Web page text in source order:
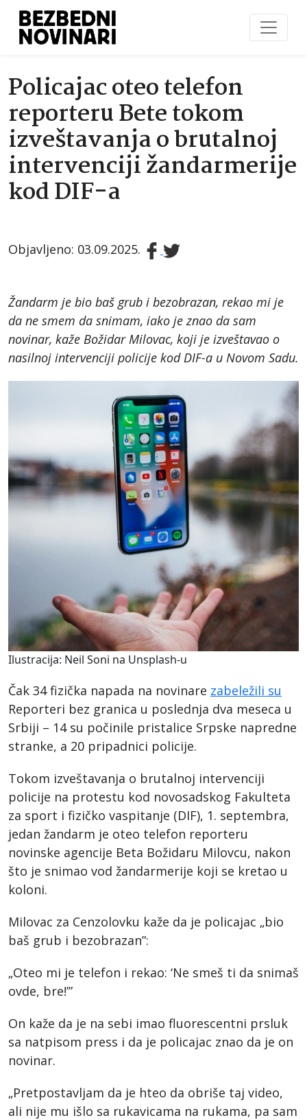
Policajac oteo telefon
reporteru Bete tokom
izveštavanja o brutalnoj
intervenciji žandarmerije
kod DIF-a
Objavljeno: 03.09.2025.
Žandarm je bio baš grub i bezobrazan, rekao mi je
da ne smem da snimam, iako je znao da sam
novinar, kaže Božidar Milovac, koji je izveštavao o
nasilnoj intervenciji policije kod DIF-a u Novom Sadu.
Ilustracija: Neil Soni na Unsplash-u
Čak 34 fizička napada na novinare zabeležili su
Reporteri bez granica u poslednja dva meseca u
Srbiji – 14 su počinile pristalice Srpske napredne
stranke, a 20 pripadnici policije.
Tokom izveštavanja o brutalnoj intervenciji
policije na protestu kod novosadskog Fakulteta
za sport i fizičko vaspitanje (DIF), 1. septembra,
jedan žandarm je oteo telefon reporteru
novinske agencije Beta Božidaru Milovcu, nakon
što je snimao vod žandarmerije koji se kretao u
koloni.
Milovac za Cenzolovku kaže da je policajac „bio
baš grub i bezobrazan”:
„Oteo mi je telefon i rekao: ‘Ne smeš ti da snimaš
ovde, bre!’”
On kaže da je na sebi imao fluorescentni prsluk
sa natpisom press i da je policajac znao da je on
novinar.
„Pretpostavljam da je hteo da obriše taj video,
ali nije mu išlo sa rukavicama na rukama, pa sam